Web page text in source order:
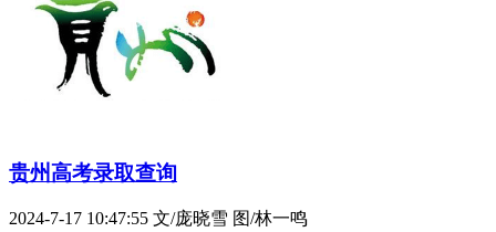
贵州高考录取查询
2024-7-17 10:47:55 文/庞晓雪 图/林一鸣